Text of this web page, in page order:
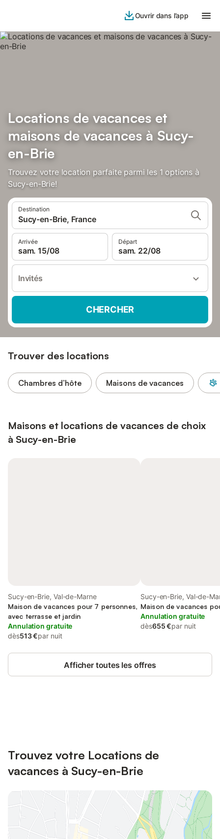
Ouvrir dans l’app
Locations de vacances et
maisons de vacances à Sucy-
en-Brie
Trouvez votre location parfaite parmi les 1 options à
Sucy-en-Brie!
Destination
Sucy-en-Brie, France
Arrivée
sam. 15/08
Départ
sam. 22/08
Invités
CHERCHER
Trouver des locations
Chambres d’hôte Maisons de vacances
Maisons et locations de vacances de choix
à Sucy-en-Brie
Sucy-en-Brie, Val-de-Marne
Maison de vacances pour 7 personnes,
avec terrasse et jardin
Annulation gratuite
dès513 €par nuit
Sucy-en-Brie, Val-de-
Maison de vacances
Annulation gratuite
dès655 €par nuit
Afficher toutes les offres
Trouvez votre Locations de
vacances à Sucy-en-Brie